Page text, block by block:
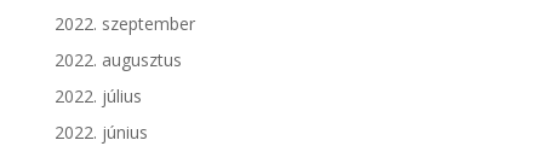
2022. szeptember
2022. augusztus
2022. július
2022. június